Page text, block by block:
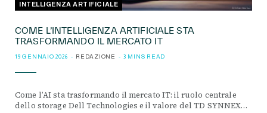
INTELLIGENZA ARTIFICIALE
COME L’INTELLIGENZA ARTIFICIALE STA
TRASFORMANDO IL MERCATO IT
19 GENNAIO 2026 REDAZIONE 3 MINS READ
Come l’AI sta trasformando il mercato IT: il ruolo centrale
dello storage Dell Technologies e il valore del TD SYNNEX…